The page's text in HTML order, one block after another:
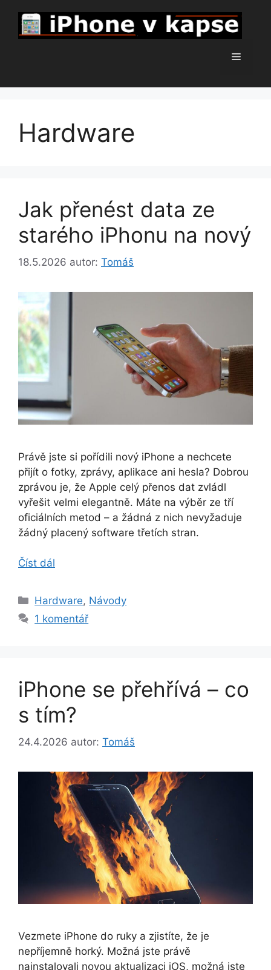
obsah
Menu
Hardware
Jak přenést data ze
starého iPhonu na nový
18.5.2026 autor: Tomáš
Právě jste si pořídili nový iPhone a nechcete
přijít o fotky, zprávy, aplikace ani hesla? Dobrou
zprávou je, že Apple celý přenos dat zvládl
vyřešit velmi elegantně. Máte na výběr ze tří
oficiálních metod – a žádná z nich nevyžaduje
žádný placený software třetích stran.
Číst dál
Rubriky
Hardware, Návody
1 komentář
iPhone se přehřívá – co
s tím?
24.4.2026 autor: Tomáš
Vezmete iPhone do ruky a zjistíte, že je
nepříjemně horký. Možná jste právě
nainstalovali novou aktualizaci iOS, možná jste